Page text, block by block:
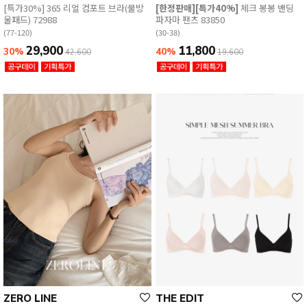
[특가30%] 365 리얼 컴포트 브라(물방
울패드) 72988
(77-120)
30% 29,900 42,600
[한정판매][특가40%] 체크 봉봉 밴딩
파자마 팬츠 83850
(30-38)
40% 11,800 19,600
ZERO LINE THE EDIT